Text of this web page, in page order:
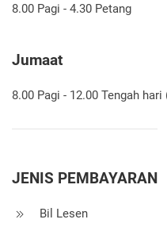
8.00 Pagi - 4.30 Petang
Jumaat
8.00 Pagi - 12.00 Tengah
JENIS PEMBAYARAN
Bil Lesen